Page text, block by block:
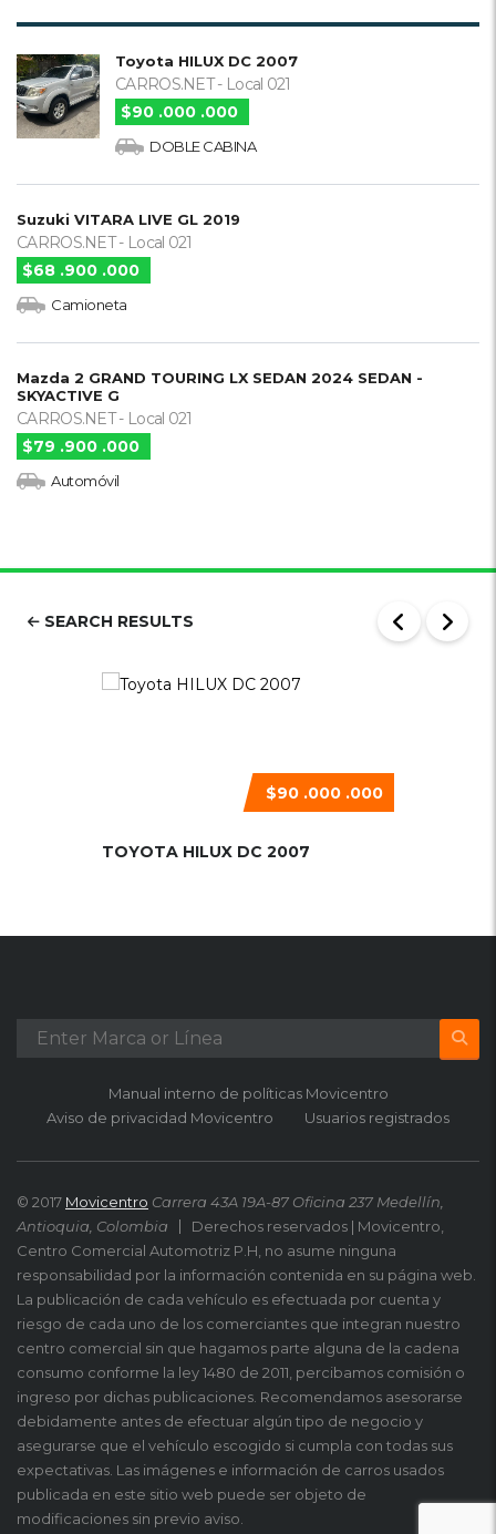
Toyota HILUX DC 2007
CARROS.NET - Local 021
$90 .000 .000
DOBLE CABINA
Suzuki VITARA LIVE GL 2019
CARROS.NET - Local 021
$68 .900 .000
Camioneta
Mazda 2 GRAND TOURING LX SEDAN 2024 SEDAN -
SKYACTIVE G
CARROS.NET - Local 021
$79 .900 .000
Automóvil
SEARCH RESULTS
$90 .000 .000
TOYOTA HILUX DC 2007
Manual interno de políticas Movicentro
Aviso de privacidad Movicentro
Usuarios registrados
© 2017 Movicentro Carrera 43A 19A-87 Oficina 237 Medellín,
Antioquia, Colombia
Derechos reservados | Movicentro,
Centro Comercial Automotriz P.H, no asume ninguna
responsabilidad por la información contenida en su página web.
La publicación de cada vehículo es efectuada por cuenta y
riesgo de cada uno de los comerciantes que integran nuestro
centro comercial sin que hagamos parte alguna de la cadena
consumo conforme la ley 1480 de 2011, percibamos comisión o
ingreso por dichas publicaciones. Recomendamos asesorarse
debidamente antes de efectuar algún tipo de negocio y
asegurarse que el vehículo escogido si cumpla con todas sus
expectativas. Las imágenes e información de carros usados
publicada en este sitio web puede ser objeto de
modificaciones sin previo aviso.